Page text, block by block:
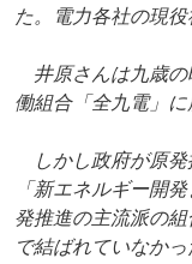
た。電力各社の現
井原さんは九歳の
働組合「全九電」
しかし政府が原発
「新エネルギー開
発推進の主流派の
で結ばれていなかっ